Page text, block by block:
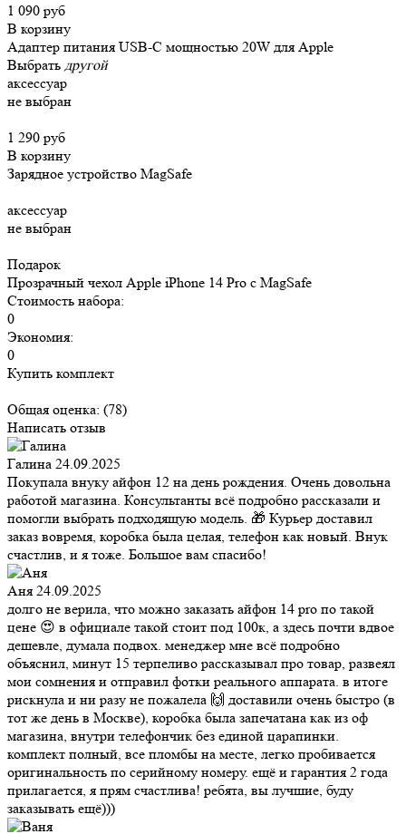
1 090 руб
В корзину
Адаптер питания USB-C мощностью 20W для Apple
Выбрать другой
аксессуар
не выбран
1 290 руб
В корзину
Зарядное устройство MagSafe
аксессуар
не выбран
Подарок
Прозрачный чехол Apple iPhone 14 Pro c MagSafe
Стоимость набора:
0
Экономия:
0
Купить комплект
Общая оценка: (78)
Написать отзыв
Галина 24.09.2025
Покупала внуку айфон 12 на день рождения. Очень довольна
работой магазина. Консультанты всё подробно рассказали и
помогли выбрать подходящую модель. 🎁 Курьер доставил
заказ вовремя, коробка была целая, телефон как новый. Внук
счастлив, и я тоже. Большое вам спасибо!
Аня 24.09.2025
долго не верила, что можно заказать айфон 14 pro по такой
цене 😍 в официале такой стоит под 100к, а здесь почти вдвое
дешевле, думала подвох. менеджер мне всё подробно
объяснил, минут 15 терпеливо рассказывал про товар, развеял
мои сомнения и отправил фотки реального аппарата. в итоге
рискнула и ни разу не пожалела 🙌 доставили очень быстро (в
тот же день в Москве), коробка была запечатана как из оф
магазина, внутри телефончик без единой царапинки.
комплект полный, все пломбы на месте, легко пробивается
оригинальность по серийному номеру. ещё и гарантия 2 года
прилагается, я прям счастлива! ребята, вы лучшие, буду
заказывать ещё)))